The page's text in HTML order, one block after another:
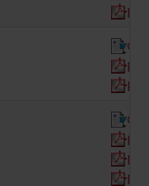
pdf
pdf
pdf
pdf
pdf
pdf